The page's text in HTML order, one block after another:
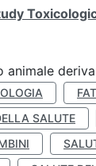
animale
SALUTE